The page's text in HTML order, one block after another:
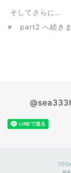
そしてさらに…
※ part2 へ続き